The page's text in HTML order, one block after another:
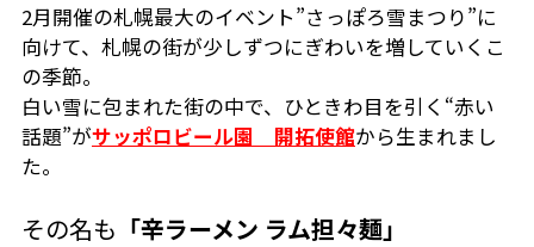
2月開催の札幌最大のイベント”さっぽろ雪まつり”に
向けて、札幌の街が少しずつにぎわいを増していくこ
の季節。
白い雪に包まれた街の中で、ひときわ目を引く“赤い
話題”がサッポロビール園 開拓使館から生まれまし
た。
その名も 「辛ラーメン ラム担々麺」